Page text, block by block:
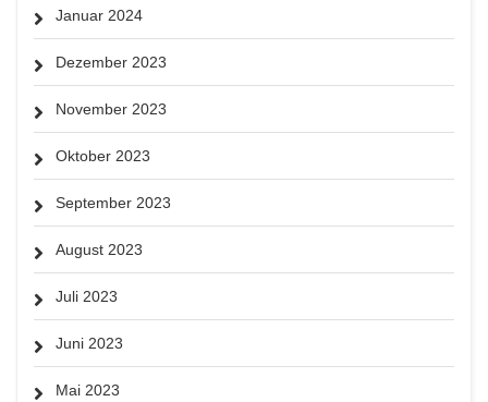
Januar 2024
Dezember 2023
November 2023
Oktober 2023
September 2023
August 2023
Juli 2023
Juni 2023
Mai 2023